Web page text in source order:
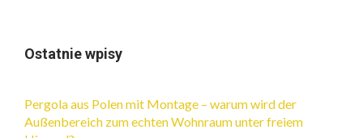
Ostatnie wpisy
Pergola aus Polen mit Montage – warum wird der
Außenbereich zum echten Wohnraum unter freiem